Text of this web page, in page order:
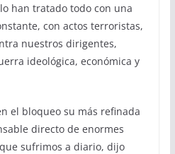
han tratado todo con una
con actos terroristas,
nuestros dirigentes,
ideológica, económica y
el bloqueo su más refinada
directo de enormes
sufrimos a diario, dijo